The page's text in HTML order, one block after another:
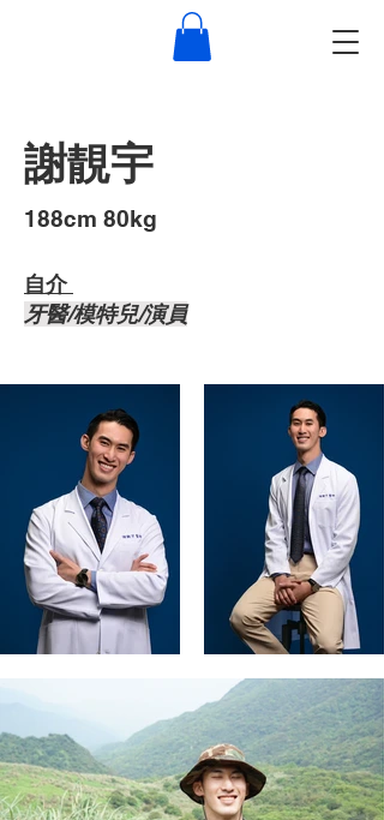
謝靚宇
​188cm 80kg
自介 ​
牙醫/模特兒/演員